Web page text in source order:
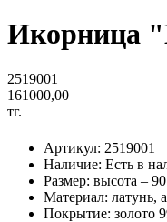
Икорница
2519001
161000,00
тг.
Артикул: 2519001
Наличие: Есть в
Размер: высота –
Материал: латунь,
Покрытие: золото